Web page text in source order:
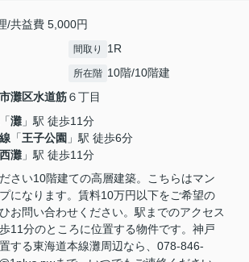
/共益費 5,000円
間取り 1R
所在階 10階/10階建
灘区水道筋６丁目
「灘 」駅 徒歩11分
「王子公園 」駅 徒歩6分
西灘 」駅 徒歩11分
さい10階建ての高層建築。こちらはマン
になります。賃料10万円以下をご希望の
お問い合わせください。駅までのアクセス
11分のところに位置する物件です。神戸
する東海道本線灘周辺なら、078-846-